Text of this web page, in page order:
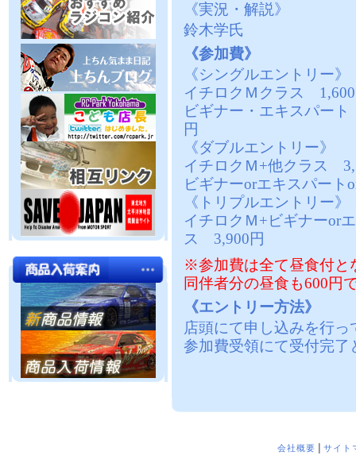
《実況・解説》
鈴木学氏
《参加費》
《シングルエントリー》
イチロクＭクラス
ビギナー・エキスパー
円
《ダブルエントリー》
イチロクＭ+他クラス
ビギナーorエキスパー
《トリプルエントリー》
イチロクＭ+ビギナーor
ス 3,900円
※参加費は全て昼食付
同伴者分の昼食も600円
《エントリー方法》
店頭にて申し込みを行っ
参加費受領にて受付完
会社概要 サイト